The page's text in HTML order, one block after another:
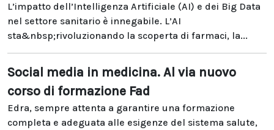
L’impatto dell’Intelligenza Artificiale (AI) e dei Big Data
nel settore sanitario è innegabile. L’AI
sta&nbsp;rivoluzionando la scoperta di farmaci, la...
Social media in medicina. Al via nuovo
corso di formazione Fad
Edra, sempre attenta a garantire una formazione
completa e adeguata alle esigenze del sistema salute,